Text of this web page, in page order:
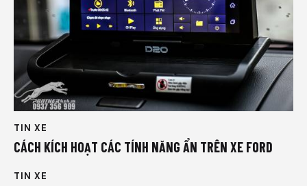
TIN XE
CÁCH KÍCH HOẠT CÁC TÍNH NĂNG ẨN TRÊN XE FORD
TIN XE